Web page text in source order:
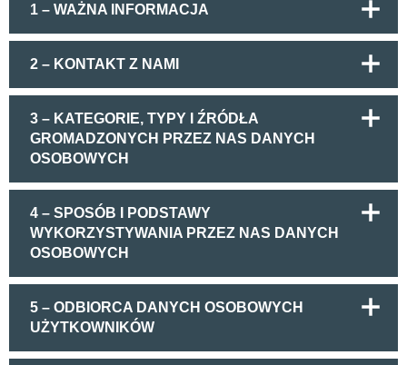
1 – WAŻNA INFORMACJA
2 – KONTAKT Z NAMI
3 – KATEGORIE, TYPY I ŹRÓDŁA
GROMADZONYCH PRZEZ NAS DANYCH
OSOBOWYCH
4 – SPOSÓB I PODSTAWY
WYKORZYSTYWANIA PRZEZ NAS DANYCH
OSOBOWYCH
5 – ODBIORCA DANYCH OSOBOWYCH
UŻYTKOWNIKÓW